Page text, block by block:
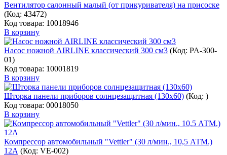
Вентилятор салонный малый (от прикуривателя) на присоске
(Код: 43472)
Код товара: 10018946
В корзину
Насос ножной AIRLINE классический 300 см3 (Код: PA-300-
01)
Код товара: 10001819
В корзину
Шторка панели приборов солнцезащитная (130х60) (Код: )
Код товара: 00018050
В корзину
Компрессор автомобильный "Vettler" (30 л/мин., 10,5 АТМ.)
12А (Код: VE-002)